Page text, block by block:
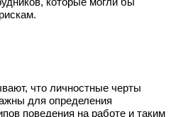
что личностные черты
для определения
поведения на работе и таким